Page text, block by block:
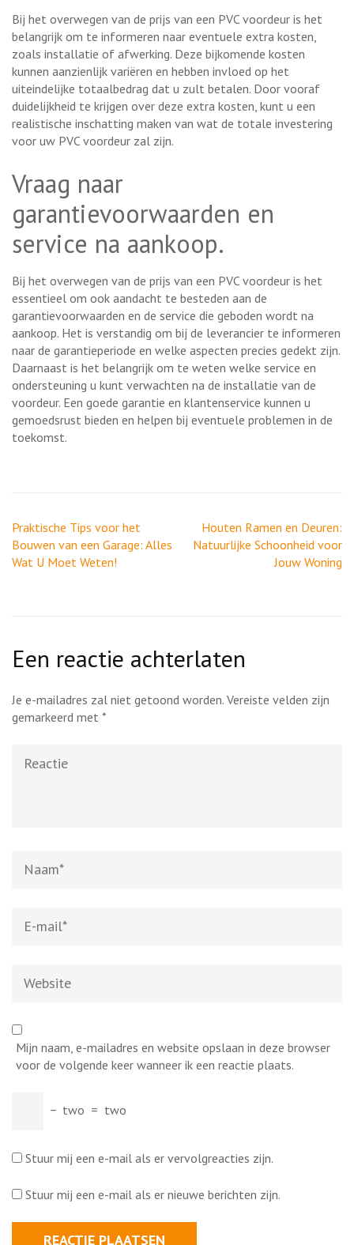
Bij het overwegen van de prijs van een PVC voordeur is het
belangrijk om te informeren naar eventuele extra kosten,
zoals installatie of afwerking. Deze bijkomende kosten
kunnen aanzienlijk variëren en hebben invloed op het
uiteindelijke totaalbedrag dat u zult betalen. Door vooraf
duidelijkheid te krijgen over deze extra kosten, kunt u een
realistische inschatting maken van wat de totale investering
voor uw PVC voordeur zal zijn.
Vraag naar
garantievoorwaarden en
service na aankoop.
Bij het overwegen van de prijs van een PVC voordeur is het
essentieel om ook aandacht te besteden aan de
garantievoorwaarden en de service die geboden wordt na
aankoop. Het is verstandig om bij de leverancier te informeren
naar de garantieperiode en welke aspecten precies gedekt zijn.
Daarnaast is het belangrijk om te weten welke service en
ondersteuning u kunt verwachten na de installatie van de
voordeur. Een goede garantie en klantenservice kunnen u
gemoedsrust bieden en helpen bij eventuele problemen in de
toekomst.
Berichtnavigatie
Praktische Tips voor het
Bouwen van een Garage: Alles
Wat U Moet Weten!
Houten Ramen en Deuren:
Natuurlijke Schoonheid voor
Jouw Woning
Een reactie achterlaten
Je e-mailadres zal niet getoond worden. Vereiste velden zijn
gemarkeerd met *
mail*
Mijn naam, e-mailadres en website opslaan in deze browser
voor de volgende keer wanneer ik een reactie plaats.
− two = two
Stuur mij een e-mail als er vervolgreacties zijn.
Stuur mij een e-mail als er nieuwe berichten zijn.